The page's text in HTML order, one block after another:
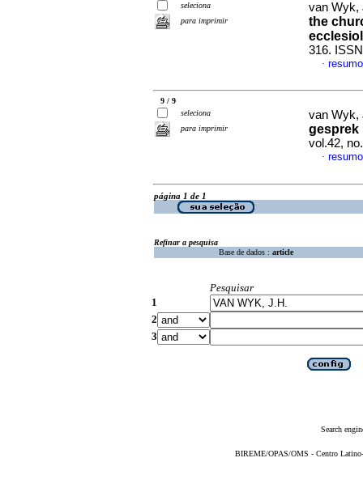
seleciona
para imprimir
van
the
316.
·
9 / 9
seleciona
para imprimir
van
gesprek
vol.42,
·
página 1 de 1
Refinar a pesquisa
Base de dados : article
Pesquisar
1
2
3
Search
BIREME/OPAS/OMS - Centro Latino-